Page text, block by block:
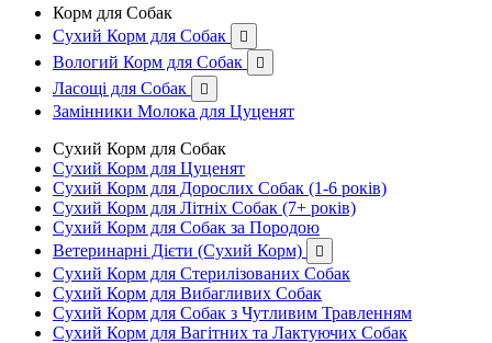
Корм для Собак
Сухий Корм для Собак

Вологий Корм для Собак 
Ласощі для Собак 
Замінники Молока для Цуценят
Сухий Корм для Собак
Сухий Корм для Цуценят
Сухий Корм для Дорослих Собак (1-6 років)
Сухий Корм для Літніх Собак (7+ років)
Сухий Корм для Собак за Породою
Ветеринарні Дієти (Сухий Корм)

Сухий Корм для Стерилізованих Собак
Сухий Корм для Вибагливих Собак
Сухий Корм для Собак з Чутливим Травленням
Сухий Корм для Вагітних та Лактуючих Собак